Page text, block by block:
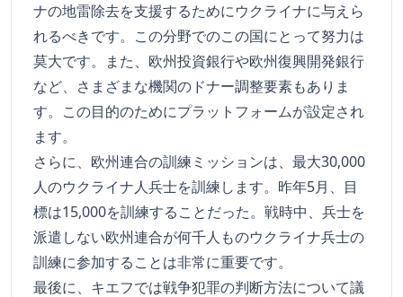
ナの地雷除去を支援するためにウクライナに与えら
れるべきです。この分野でのこの国にとって努力は
莫大です。また、欧州投資銀行や欧州復興開発銀行
など、さまざまな機関のドナー調整要素もありま
す。この目的のためにプラットフォームが設定され
ます。
さらに、欧州連合の訓練ミッションは、最大30,000
人のウクライナ人兵士を訓練します。昨年5月、目
標は15,000を訓練することだった。戦時中、兵士を
派遣しない欧州連合が何千人ものウクライナ兵士の
訓練に参加することは非常に重要です。
最後に、キエフでは戦争犯罪の判断方法について議